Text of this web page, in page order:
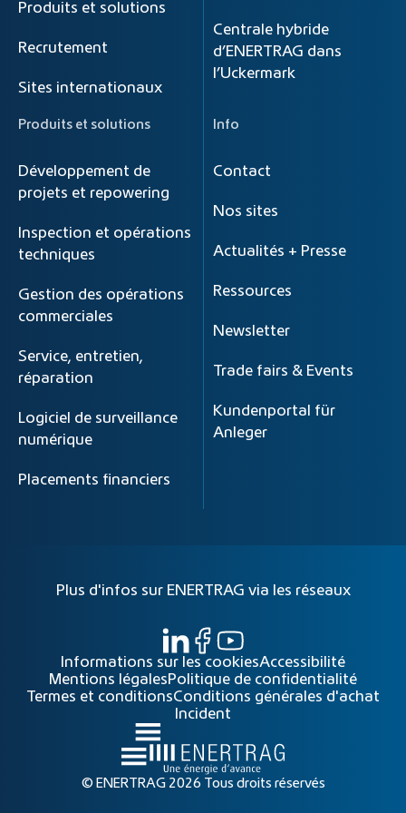
Produits et solutions
Recrutement
Sites internationaux
Centrale hybride
d’ENERTRAG dans
l’Uckermark
Produits et solutions
Développement de
projets et repowering
Inspection et opérations
techniques
Gestion des opérations
commerciales
Service, entretien,
réparation
Logiciel de surveillance
numérique
Placements financiers
Info
Contact
Nos sites
Actualités + Presse
Ressources
Newsletter
Trade fairs & Events
Kundenportal für
Anleger
© ENERTRAG 2026 Tous droits réservés
Plus d'infos sur ENERTRAG via les réseaux
Informations sur les cookiesAccessibilité
Mentions légalesPolitique de confidentialité
Termes et conditionsConditions générales d'achat
Incident